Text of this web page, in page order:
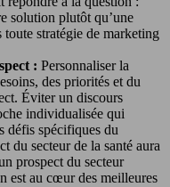
solution plutôt qu’une
toute stratégie de marketing
: Personnaliser la
des priorités et du
Éviter un discours
individualisée qui
défis spécifiques du
du secteur de la santé aura
prospect du secteur
est au cœur des meilleures